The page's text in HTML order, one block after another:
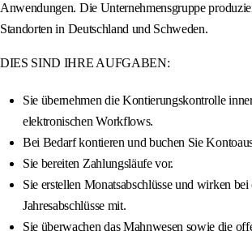
Anwendungen. Die Unternehmensgruppe
Standorten in Deutschland und Schweden.
DIES SIND IHRE AUFGABEN:
Sie übernehmen die Kontierungskontrolle
elektronischen Workflows.
Bei Bedarf kontieren und buchen Sie
Sie bereiten Zahlungsläufe vor.
Sie erstellen Monatsabschlüsse und wirken
Jahresabschlüsse mit.
Sie überwachen das Mahnwesen sowie die